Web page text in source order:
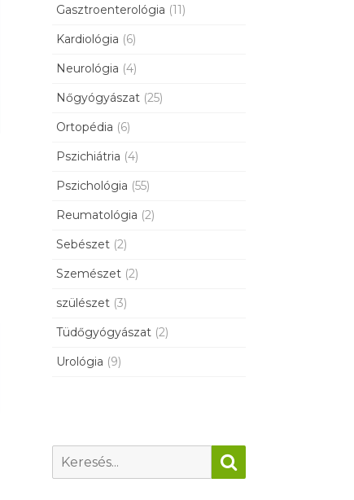
Gasztroenterológia (11)
Kardiológia (6)
Neurológia (4)
Nőgyógyászat (25)
Ortopédia (6)
Pszichiátria (4)
Pszichológia (55)
Reumatológia (2)
Sebészet (2)
Szemészet (2)
szülészet (3)
Tüdőgyógyászat (2)
Urológia (9)